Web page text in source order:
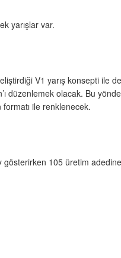
yarışlar var.
V1 yarış konsepti ile
düzenlemek olacak. Bu
ile renklenecek.
105 üretim